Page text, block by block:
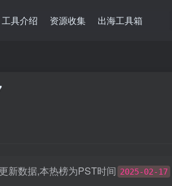
工具介绍 资源收集 出海工具箱
新数据,本热榜为PST时间 2025-02-17